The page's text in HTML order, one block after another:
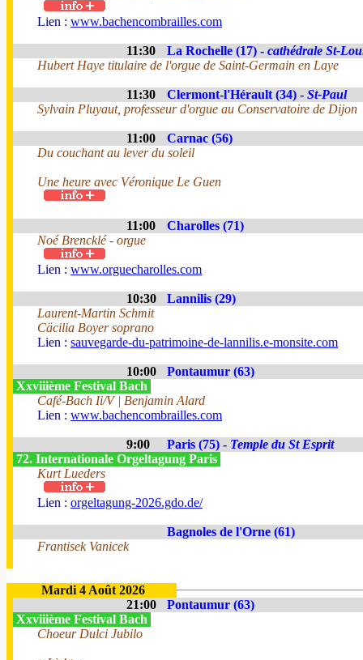
Lien : www.bachencombrailles.com
11:30 La Rochelle (17) - cathédrale St-
Hubert Haye titulaire de l'orgue de Saint-Germain en Laye
11:30 Clermont-l'Hérault (34) - St-Paul
Sylvain Pluyaut, professeur d'orgue au Conservatoire de Dijon
11:00
Carnac (56)
Du couchant au lever du soleil
Une heure avec Véronique Le Guen
11:00
Charolles (71)
Noé Brencklé - orgue
Lien : www.orguecharolles.com
10:30
Lannilis (29)
Laurent-Martin Schmit
Cäcilia Boyer soprano
Lien : sauvegarde-du-patrimoine-de-lannilis.e-monsite.com
10:00
Pontaumur (63)
Xxviiième Festival Bach
Café-Bach Ii/V | Benjamin Alard
Lien : www.bachencombrailles.com
9:00 Paris (75) - Temple du St Esprit
72. Internationale Orgeltagung Paris
Kurt Lueders
Lien : orgeltagung-2026.gdo.de/
Bagnoles de l'Orne (61)
Frantisek Vanicek
Mardi 4 Août 2026
21:00
Pontaumur (63)
Xxviiième Festival Bach
Choeur Dulci Jubilo